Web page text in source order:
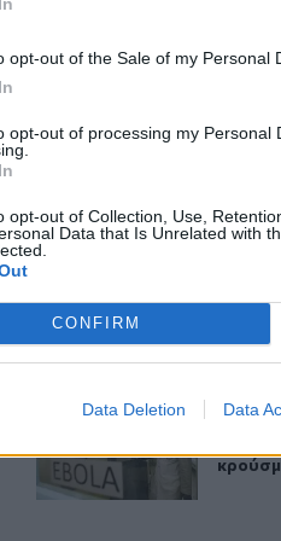
opt-out of the Sale of my Personal
opt-out of processing my Personal
opt-out of Collection, Use,
Data that Is Unrelated with
CONFIRM
Data Deletion Data
Τεχνητή νοημοσύνη
ΕΊΔΗΣΗ
του και 6 άτομα σε
- Εκτέλεσε τους παππούδες
Ξεπέρασαν τις 4.000 τα